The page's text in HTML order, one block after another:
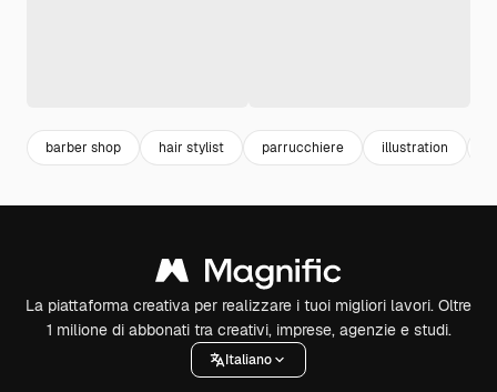
barber shop hair stylist parrucchiere illustration
La piattaforma creativa per realizzare i tuoi migliori lavori. Oltre
1 milione di abbonati tra creativi, imprese, agenzie e studi.
Italiano